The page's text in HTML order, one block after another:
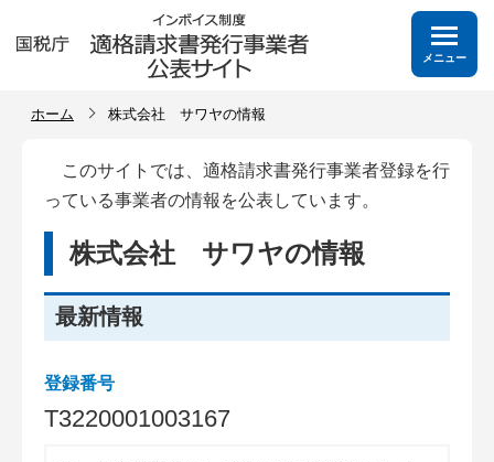
メニュー
ホーム 株式会社 サワヤの情報
このサイトでは、適格請求書発行事業者登録を行
っている事業者の情報を公表しています。
株式会社 サワヤの情報
最新情報
登録番号
T3220001003167